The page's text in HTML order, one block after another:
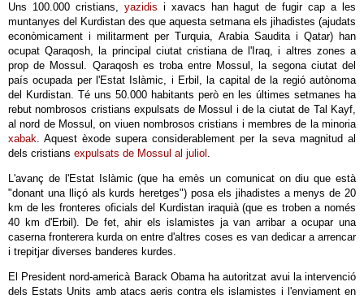
Uns 100.000 cristians, yazidis i xavacs han hagut de fugir cap a les
muntanyes del Kurdistan des que aquesta setmana els jihadistes (ajudats
econòmicament i militarment per Turquia, Arabia Saudita i Qatar) han
ocupat Qaraqosh, la principal ciutat cristiana de l'Iraq, i altres zones a
prop de Mossul. Qaraqosh es troba entre Mossul, la segona ciutat del
país ocupada per l'Estat Islàmic, i Erbil, la capital de la regió autònoma
del Kurdistan. Té uns 50.000 habitants però en les últimes setmanes ha
rebut nombrosos cristians expulsats de Mossul i de la ciutat de Tal Kayf,
al nord de Mossul, on viuen nombrosos cristians i membres de la minoria
xabak. Aquest èxode supera considerablement per la seva magnitud al
dels cristians expulsats de Mossul al juliol .
L'avanç de l'Estat Islàmic (que ha emès un comunicat on diu que està
"donant una lliçó als kurds heretges") posa els jihadistes a menys de 20
km de les fronteres oficials del Kurdistan iraquià (que es troben a només
40 km d'Erbil). De fet, ahir els islamistes ja van arribar a ocupar una
caserna fronterera kurda on entre d'altres coses es van dedicar a arrencar
i trepitjar diverses banderes kurdes.
El President nord-americà Barack Obama ha autoritzat avui la intervenció
dels Estats Units amb atacs aeris contra els islamistes i l'enviament en